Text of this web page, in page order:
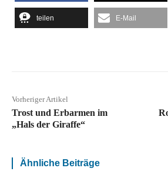
teilen E-Mail
Vorheriger Artikel
Trost und Erbarmen im
„Hals der Giraffe“
Ähnliche Beiträge